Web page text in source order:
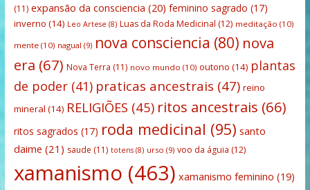
(11) expansão da consciencia (20) feminino sagrado (17)
inverno (14) Leo Artese (8) Luas da Roda Medicinal (12) meditação (10)
mente(10) nagual (9) nova consciencia (80) nova
era (67) Nova Terra (11) novo mundo (10) outono (14) plantas
de poder(41) praticas ancestrais (47) reino
mineral (14) RELIGIÕES (45) ritos ancestrais (66)
ritos sagrados (17) roda medicinal (95) santo
daime (21) saude (11) totens(8) urso (9) voo da águia (12)
xamanismo (463) xamanismo feminino (19)